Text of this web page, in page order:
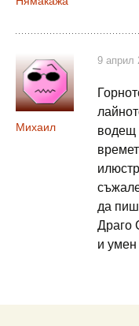
Михаил
9 април
водещ
да
Драго
и умен